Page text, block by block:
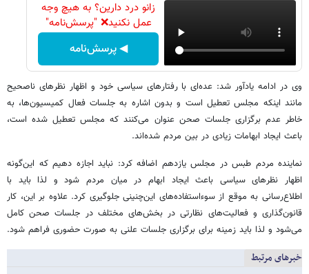
زانو درد دارین؟ به هیچ وجه
عمل نکنید❌ "پرسش‌نامه"
◀ پرسش‌نامه
وی در ادامه یادآور شد: عده‌ای با رفتارهای سیاسی خود و اظهار نظرهای ناصحیح
مانند اینکه مجلس تعطیل است و بدون اشاره به جلسات فعال کمیسیون‌ها، به
خاطر عدم برگزاری جلسات صحن عنوان می‌کنند که مجلس تعطیل شده است،
باعث ایجاد ابهامات زیادی در بین مردم شده‌اند.
نماینده مردم طبس در مجلس یازدهم اضافه کرد: نباید اجازه دهیم که این‌گونه
اظهار نظرهای سیاسی باعث ایجاد ابهام در میان مردم شود و لذا باید با
اطلاع‌رسانی به موقع از سوءاستفاده‌های این‌چنینی جلوگیری کرد. علاوه بر این، کار
قانون‌گذاری و فعالیت‌های نظارتی در بخش‌های مختلف در جلسات صحن کامل
می‌شود و لذا باید زمینه برای برگزاری جلسات علنی به صورت حضوری فراهم شود.
خبرهای مرتبط